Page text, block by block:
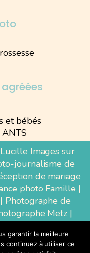
et bébés
Lucille Images sur
journalisme de
de mariage
photo Famille |
Photographe de
Metz |
Thionville|
Metz
garantir la meilleure
continuez à utiliser ce